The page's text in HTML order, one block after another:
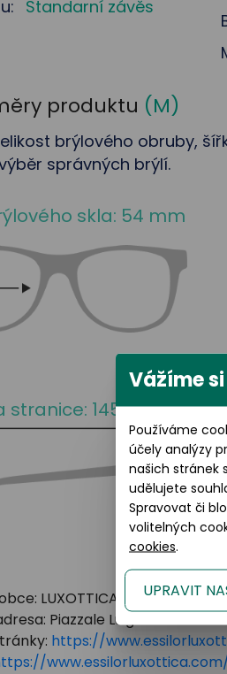
Standarní závěs
produktu (M)
brýlového obruby,
správných brýlí.
skla: 54 mm
stranice: 145 mm
LUXOTTICA GROUP
Piazzale Luigi Cadorna 3
https://
Vážíme
Používáme
účely analýzy
našich stránek
udělujete
Spravovat či
volitelných
cookies.
UPRAVIT